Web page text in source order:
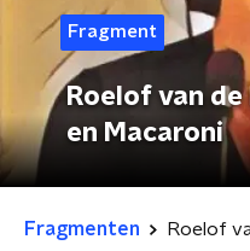
Fragment
Roelof van
en Macaroni
Fragmenten